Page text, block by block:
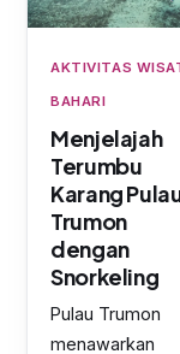
AKTIVITAS
BAHARI
Menjelajah
Terumbu
Karang
Trumon
dengan
Snorkeling
Pulau Trumon
menawarkan